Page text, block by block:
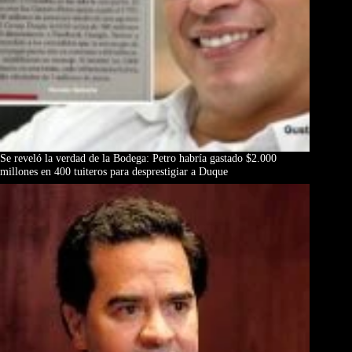
Se reveló la verdad de la Bodega: Petro habría gastado $2.000
millones en 400 tuiteros para desprestigiar a Duque